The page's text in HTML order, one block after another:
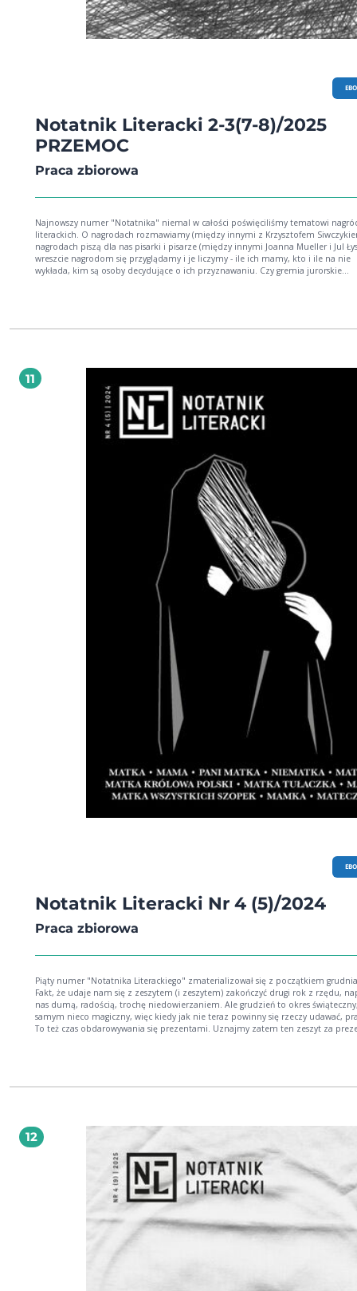
Notatnik Literacki 2-3(7-8)/2025
PRZEMOC
Praca zbiorowa
Najnowszy numer "Notatnika" niemal w całości poświęciliśmy tematowi
literackich. O nagrodach rozmawiamy (między innymi z Krzysztofem
nagrodach piszą dla nas pisarki i pisarze (między innymi Joanna Mueller i Jul
wreszcie nagrodom się przyglądamy i je liczymy - ile ich mamy, kto i ile na nie
wykłada, kim są osoby decydujące o ich przyznawaniu. Czy gremia jurorskie
błahych nie należy. W grze są pieniądze, do tego całkiem duże (trochę ponad
Brzmi to przecież jak przepis na problem. Jeszcze innym wątkiem tej
opowieści są same nominacje, które - gdy wczytać się w część naszych tekstów
można za perwersyjny rodzaj tortur, jaki ktoś dla osób piszących wymyślił. Ktoś
bardzo źle im życzący. Ale znajdziecie w tym numerze też sporo rzeczy, które
najzwyczajniej w świecie poprawią wam humor, zapewniając czystą frajdę z
obcowania ze słowem pisanym. Niech przemówią nazwiska: Bielicki, Górniak,
Herman, Janiak, Jarniewicz, Kapusta, Kotas, Murata, Pasewicz, Sołtys, Zano i inne.
11
Notatnik Literacki Nr 4 (5)/2024
Praca zbiorowa
Piąty numer "Notatnika Literackiego" zmaterializował się z początkiem
Fakt, że udaje nam się z zeszytem (i zeszytem) zakończyć drugi rok z rzędu,
nas dumą, radością, trochę niedowierzaniem. Ale grudzień to okres
samym nieco magiczny, więc kiedy jak nie teraz powinny się rzeczy udawać,
To też czas obdarowywania się prezentami. Uznajmy zatem ten zeszyt za
przypomnieć. I tym sposobem o rodzicielkach wszelakich opowiadają nam,
"Notatnika Literackiego" to też dużo dobra po prostu literackiego, jak zawsze.
proza Pawła Sołtysa, kilka poetyckich debiutów, krytyka literacka, jest też
przez nas i masochistycznie pielęgnowany wróg wewnętrzny - Klin, który w tym
numerze się przepoczwarza. No i znowu przechodzimy do historii literatury,
razem publikując po raz pierwszy w Polsce wiersze Roberto Bolano w
Krzysztofa Katkowskiego. Dobrej lektury!
12